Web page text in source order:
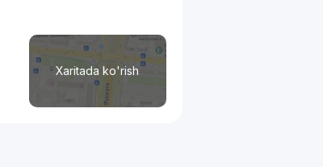
Xaritada ko'rish